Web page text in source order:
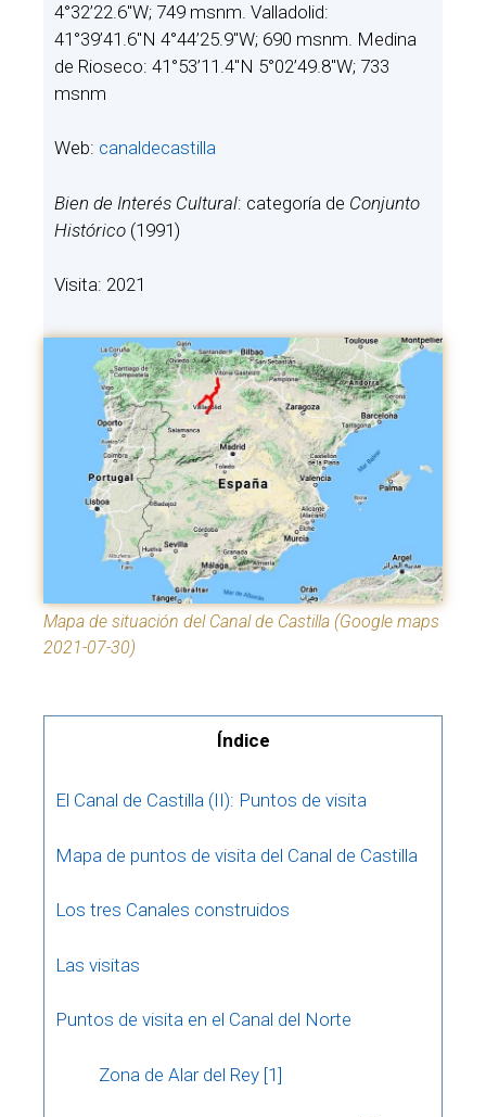
4°32’22.6″W; 749 msnm. Valladolid:
41°39’41.6″N 4°44’25.9″W; 690​ msnm. Medina
de Rioseco: 41°53’11.4″N 5°02’49.8″W; 733
msnm
Web: canaldecastilla
Bien de Interés Cultural: categoría de Conjunto
Histórico (1991)
Visita: 2021
Mapa de situación del Canal de Castilla (Google maps
2021-07-30)
Índice
El Canal de Castilla (II): Puntos de visita
Mapa de puntos de visita del Canal de Castilla
Los tres Canales construidos
Las visitas
Puntos de visita en el Canal del Norte
Zona de Alar del Rey [1]